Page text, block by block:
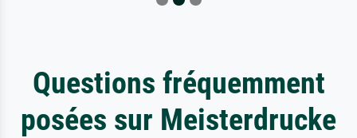
Questions fréquemment
posées sur Meisterdrucke